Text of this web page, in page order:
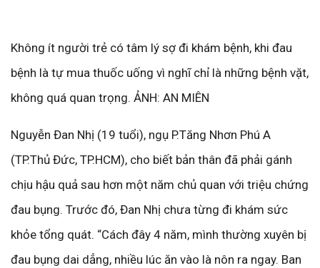
Không ít người trẻ có tâm lý sợ đi khám bệnh, khi đau
bệnh là tự mua thuốc uống vì nghĩ chỉ là những bệnh vặt,
không quá quan trọng. ẢNH: AN MIÊN
Nguyễn Đan Nhị (19 tuổi), ngụ P.Tăng Nhơn Phú A
(TP.Thủ Đức, TP.HCM), cho biết bản thân đã phải gánh
chịu hậu quả sau hơn một năm chủ quan với triệu chứng
đau bụng. Trước đó, Đan Nhị chưa từng đi khám sức
khỏe tổng quát. “Cách đây 4 năm, mình thường xuyên bị
đau bụng dai dẳng, nhiều lúc ăn vào là nôn ra ngay. Ban